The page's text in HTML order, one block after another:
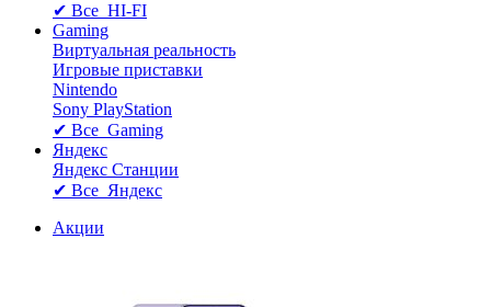
✔ Все HI-FI
Gaming
Виртуальная реальность
Игровые приставки
Nintendo
Sony PlayStation
✔ Все Gaming
Яндекс
Яндекс Станции
✔ Все Яндекс
Акции